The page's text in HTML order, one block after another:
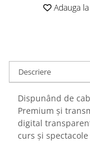
Cabluri Audio cu
Casti
Casti fara fir
DI Box
Interfete audio
Adauga
Descriere
Dispunând de
Premium și
digital
curs și spectacole